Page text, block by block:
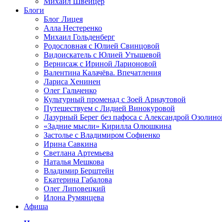
Блоги
Блог Лицея
Алла Нестеренко
Михаил Гольденберг
Родословная с Юлией Свинцовой
Видоискатель с Юлией Утышевой
Вернисаж с Ириной Ларионовой
Валентина Калачёва. Впечатления
Лариса Хенинен
Олег Гальченко
Культурный променад с Зоей Арнаутовой
Путешествуем с Лидией Винокуровой
Лазурный Берег без пафоса с Александрой
«Задние мысли» Кирилла Олюшкина
Застолье с Владимиром Софиенко
Ирина Савкина
Светлана Артемьева
Наталья Мешкова
Владимир Берштейн
Екатерина Габалова
Олег Липовецкий
Илона Румянцева
Афиша